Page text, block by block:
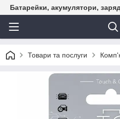
Батарейки, акумулятори,
Товари та послуги